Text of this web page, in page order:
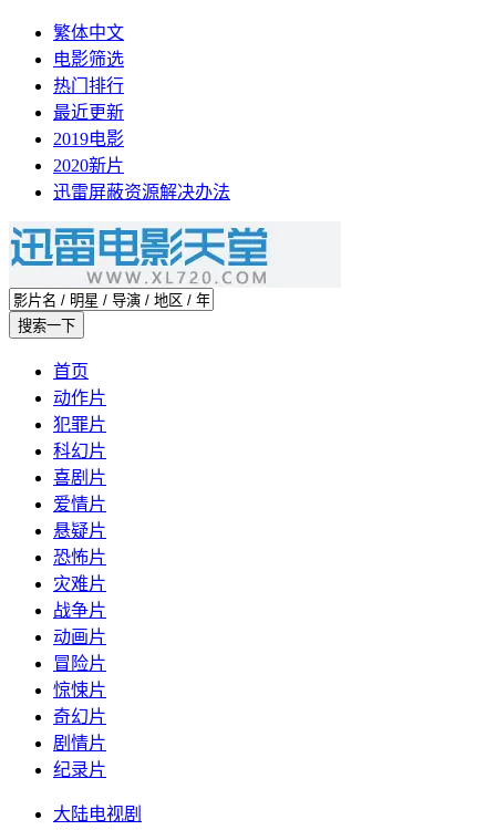
繁体中文
电影筛选
热门排行
最近更新
2019电影
2020新片
迅雷屏蔽资源解决办法
首页
动作片
犯罪片
科幻片
喜剧片
爱情片
悬疑片
恐怖片
灾难片
战争片
动画片
冒险片
惊悚片
奇幻片
剧情片
纪录片
大陆电视剧